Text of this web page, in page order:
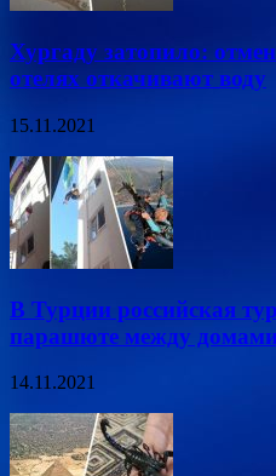
Хургаду затопило:
отелях откачивают воду
15.11.2021
В Турции российская
парашюте между
14.11.2021